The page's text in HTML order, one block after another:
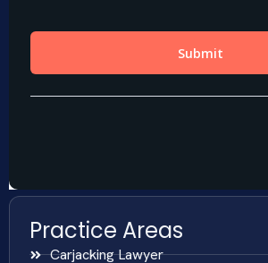
Practice Areas
Carjacking Lawyer